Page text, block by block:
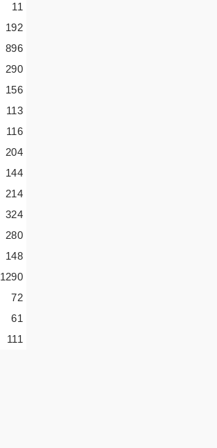
11
192
896
290
156
113
116
204
144
214
324
280
148
1290
72
61
111